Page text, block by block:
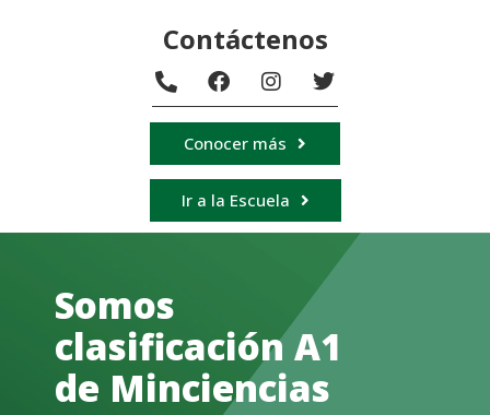
Contáctenos
Conocer más
Ir a la Escuela
Somos
clasificación A1
de Minciencias